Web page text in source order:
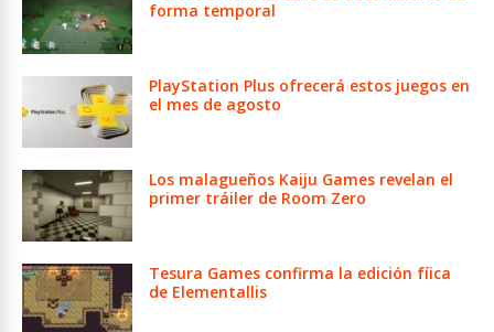
forma temporal
PlayStation Plus ofrecerá estos juegos en
el mes de agosto
Los malagueños Kaiju Games revelan el
primer tráiler de Room Zero
Tesura Games confirma la edición fíica
de Elementallis